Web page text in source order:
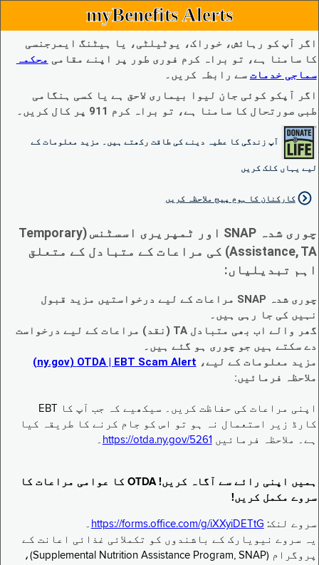
myBenefits Alerts
اگر آپ کو رہائش، خوراک، یوٹیلٹی، یا ہیٹنگ ایمرجنسی
کا سامنا ہے، تو براہ کرم فوری طور پر اپنے مقامی محکمہ
سماجی خدمات سے رابطہ کریں۔
اگر آپکو کوئی جان لیوا بیماری لاحق ہے یا کسی ہنگامی
طبی صورتحال کا سامنا ہے، تو براہ کرم 911 پر کال کریں۔
آپ زندگی کا عطیہ دینے کی طاقت رکھتے ہیں۔ مزید معلومات کے
لیے یہاں کلک کریں
کارکنان کا ہوم پیج ملاحظہ کریں
چوری شدہ SNAP اور ٹمپریری اسسٹنس (Temporary
Assistance, TA) کی مراعات کے متبادل کے متعلق
اہم تبدیلیاں:
چوری شدہ SNAP مراعات کے لیے درخواستیں مزید قبول
نہیں کی جا رہی ہیں۔
گھر والے اب بھی متبادل TA (نقد) مراعات کے لیے درخواست
دے سکتے ہیں جو چوری ہو گئے ہیں۔
مزید معلومات کے لیے، EBT Scam Alert ‏| OTDA ‏(ny.gov)
ملاحظہ فرمائیں:
اپنی مراعات کی حفاظت کریں۔ سیکھیے کہ جب آپ کا EBT
کارڈ زیر استعمال نہ ہو تو اس کو جام کرنے کا طریقہ کیا
ہے۔ ملاحظہ فرمائیں https://otda.ny.gov/5261 ۔
ہمیں اپنی رائے سے آگاہ کریں! OTDA کا عوامی مراعات کا
سروے مکمل کریں!
سروے لنک: https://forms.office.com/g/iXXyiDETtG ۔
یہ سروے نیویارک کے باشندوں کو تکملائی غذائی اعانت کے
پروگرام (Supplemental Nutrition Assistance Program, SNAP)،